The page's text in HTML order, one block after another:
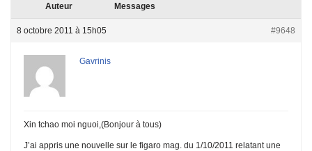
Auteur Messages
8 octobre 2011 à 15h05 #9648
Gavrinis
Xin tchao moi nguoi,(Bonjour à tous)
J’ai appris une nouvelle sur le figaro mag. du 1/10/2011 relatant une